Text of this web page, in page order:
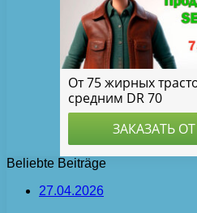
Beliebte Beiträge
27.04.2026